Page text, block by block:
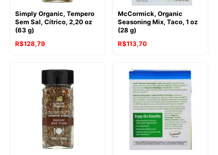
Simply Organic, Tempero
Sem Sal, Cítrico, 2,20 oz
(63 g)
R$128,79
McCormick, Organic
Seasoning Mix, Taco, 1 oz
(28 g)
R$113,70